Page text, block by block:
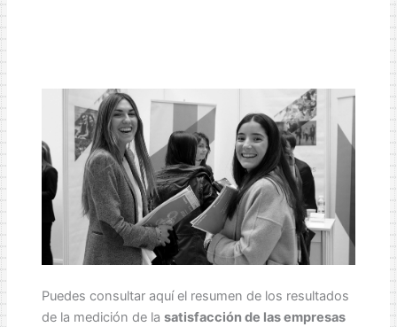
Puedes consultar aquí el resumen de los resultados
de la medición de la satisfacción de las empresas